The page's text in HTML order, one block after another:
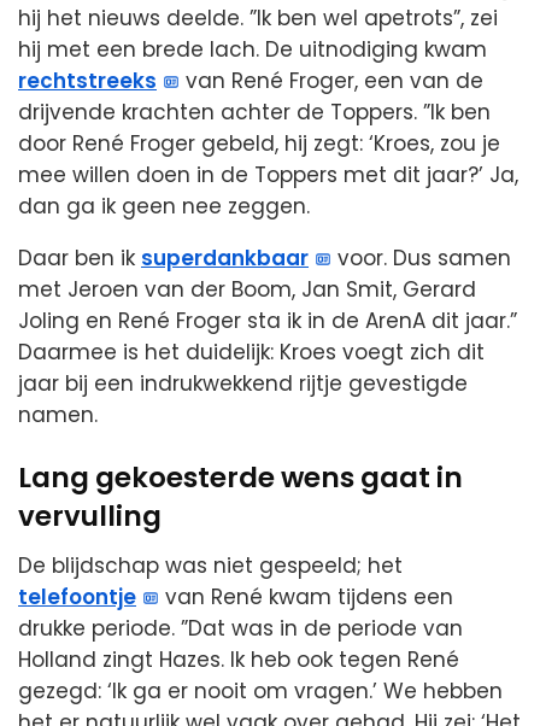
hij het nieuws deelde. ”Ik ben wel apetrots”, zei
hij met een brede lach. De uitnodiging kwam
rechtstreeks
van René Froger, een van de
drijvende krachten achter de Toppers. ”Ik ben
door René Froger gebeld, hij zegt: ‘Kroes, zou je
mee willen doen in de Toppers met dit jaar?’ Ja,
dan ga ik geen nee zeggen.
Daar ben ik superdankbaar
voor. Dus samen
met Jeroen van der Boom, Jan Smit, Gerard
Joling en René Froger sta ik in de ArenA dit jaar.”
Daarmee is het duidelijk: Kroes voegt zich dit
jaar bij een indrukwekkend rijtje gevestigde
namen.
Lang gekoesterde wens gaat in
vervulling
De blijdschap was niet gespeeld; het
telefoontje
van René kwam tijdens een
drukke periode. ”Dat was in de periode van
Holland zingt Hazes. Ik heb ook tegen René
gezegd: ‘Ik ga er nooit om vragen.’ We hebben